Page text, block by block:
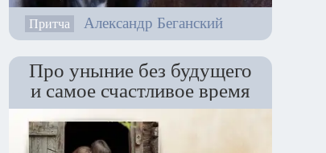
Притча Александр Беганский
Про уныние без будущего
и самое счастливое время